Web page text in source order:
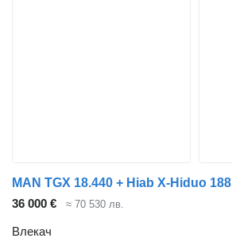
MAN TGX 18.440 + Hiab X-Hiduo 188
36 000 €
≈ 70 530 лв.
Влекач